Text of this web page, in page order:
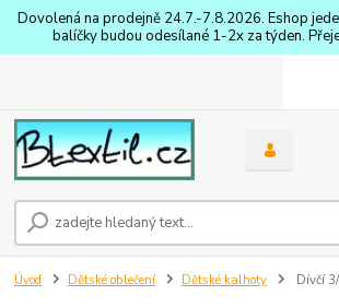
Dovolená na prodejně 24.7.-7.8.2026. Eshop
balíčky budou odesílané 1-2x za týden.
Úvod Dětské oblečení Dětské kalhoty Dívčí